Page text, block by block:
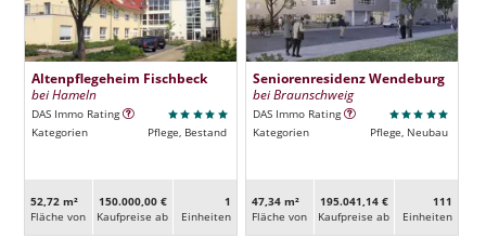
Altenpflegeheim Fischbeck
bei Hameln
DAS Immo Rating
Kategorien
Pflege, Bestand
52,72 m²
Fläche von
150.000,00 €
Kaufpreise ab
1
Ein­heiten
Seniorenresidenz Wendeburg
bei Braunschweig
DAS Immo Rating
Kategorien
Pflege, Neubau
47,34 m²
Fläche von
195.041,14 €
Kaufpreise ab
111
Ein­heiten